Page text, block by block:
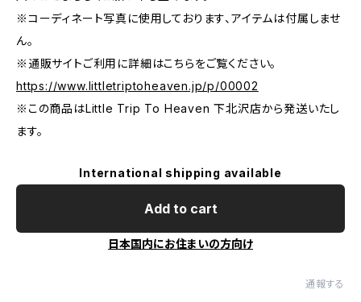
※コーディネート写真に使用しております、アイテムは付属しませ
ん。
※通販サイトご利用に詳細はこちらをご覧ください。
https://www.littletriptoheaven.jp/p/00002
※この商品はLittle Trip To Heaven 下北沢店から発送いたし
ます。
International shipping available
Add to cart
日本国内にお住まいの方向け
通報する